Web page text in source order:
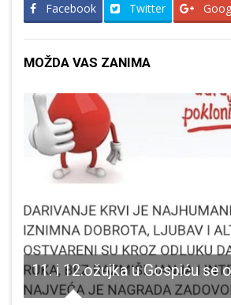
Facebook Twitter
MOŽDA VAS ZANIMA